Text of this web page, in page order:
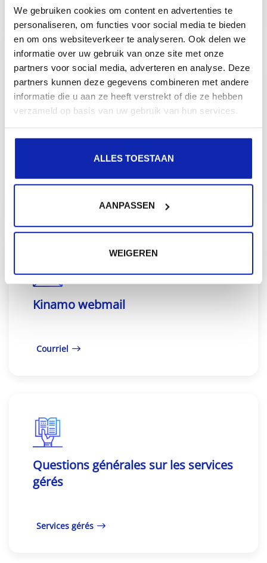
We gebruiken cookies om content en advertenties te
personaliseren, om functies voor social media te bieden
en om ons websiteverkeer te analyseren. Ook delen we
informatie over uw gebruik van onze site met onze
partners voor social media, adverteren en analyse. Deze
partners kunnen deze gegevens combineren met andere
informatie die u aan ze heeft verstrekt of die ze hebben
verzameld op basis van uw gebruik van hun services.
ALLES TOESTAAN
AANPASSEN
WEIGEREN
Courriel
Solutions de messagerie
Courriel
Kinamo webmail
Courriel
Questions générales sur les services
gérés
Services gérés